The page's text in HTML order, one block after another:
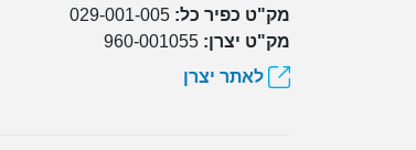
מק"ט כפיר כל: 029-001-005
מק"ט יצרן: 960-001055
לאתר יצרן